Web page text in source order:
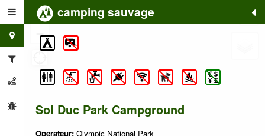
camping sauvage
Sol Duc Park Campground
Operateur: Olympic National Park
+
−